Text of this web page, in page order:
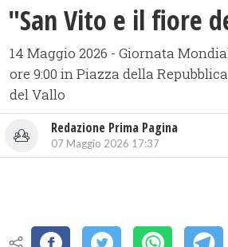
"San Vito e il fiore
14 Maggio 2026 - Giornata
ore 9:00 in Piazza della
del Vallo
Redazione Prima Pagina
07 Maggio 2026 17:37